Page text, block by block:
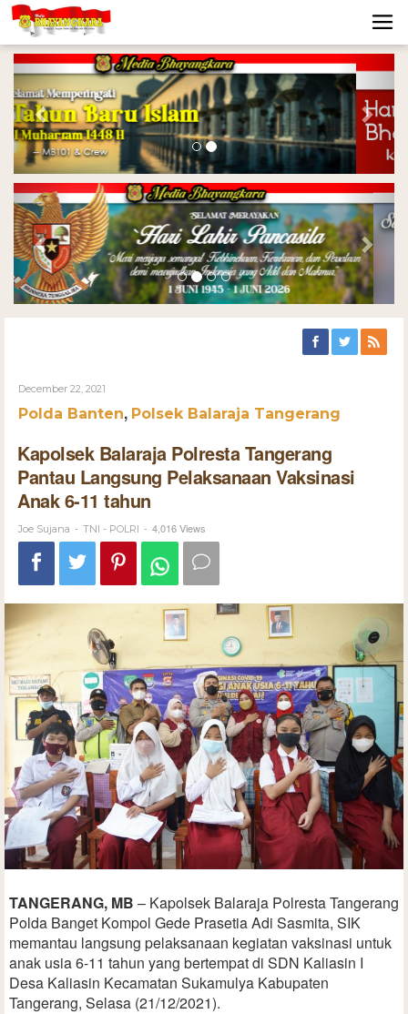
Previous Next
Previous Next
December 22, 2021
Polda Banten, Polsek Balaraja Tangerang
Kapolsek Balaraja Polresta Tangerang
Pantau Langsung Pelaksanaan Vaksinasi
Anak 6-11 tahun
Joe Sujana - TNI - POLRI - 4,016 Views
TANGERANG, MB – Kapolsek Balaraja Polresta Tangerang
Polda Banget Kompol Gede Prasetia Adi Sasmita, SIK
memantau langsung pelaksanaan kegiatan vaksinasi untuk
anak usia 6-11 tahun yang bertempat di SDN Kaliasin I
Desa Kaliasin Kecamatan Sukamulya Kabupaten
Tangerang, Selasa (21/12/2021).